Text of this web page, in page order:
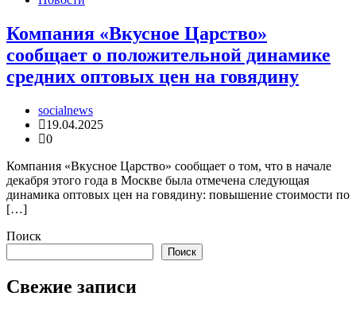
Компания «Вкусное Царство»
сообщает о положительной динамике
средних оптовых цен на говядину
socialnews
19.04.2025
0
Компания «Вкусное Царство» сообщает о том, что в начале
декабря этого года в Москве была отмечена следующая
динамика оптовых цен на говядину: повышение стоимости по
[…]
Поиск
Поиск
Свежие записи